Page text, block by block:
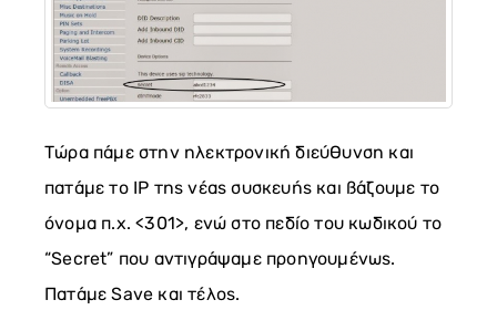
Τώρα πάμε στην ηλεκτρονική διεύθυνση και
πατάμε το IP της νέας συσκευής και βάζουμε το
όνομα π.χ. <301>, ενώ στο πεδίο του κωδικού το
“Secret” που αντιγράψαμε προηγουμένως.
Πατάμε Save και τέλος.